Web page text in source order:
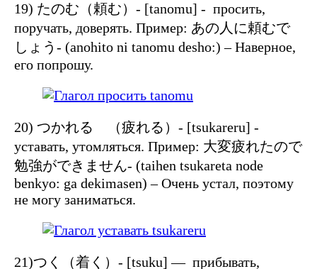
19) たのむ（頼む）- [tanomu] - просить,
поручать, доверять. Пример: あの人に頼むで
しょう- (anohito ni tanomu desho:) – Наверное,
его попрошу.
20) つかれる （疲れる）- [tsukareru] -
уставать, утомляться. Пример: 大変疲れたので
勉強ができません- (taihen tsukareta node
benkyo: ga dekimasen) – Очень устал, поэтому
не могу заниматься.
21)つく（着く）- [tsuku] — прибывать,